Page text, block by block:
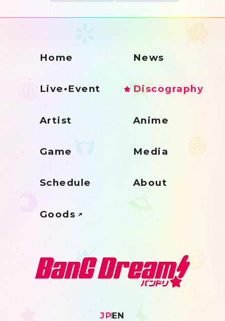
Home News
Live•Event Discography
Artist Anime
Game Media
Schedule About
Goods
JPEN